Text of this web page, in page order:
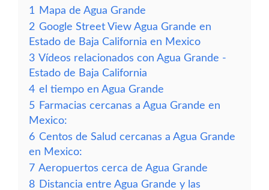
1
Mapa de Agua Grande
2 Google Street View Agua Grande en
Estado de Baja California en Mexico
3 Vídeos relacionados con Agua Grande -
Estado de Baja California
4 el tiempo en Agua Grande
5 Farmacias cercanas a Agua Grande en
Mexico:
6 Centos de Salud cercanas a Agua Grande
en Mexico:
7 Aeropuertos cerca de Agua Grande
8 Distancia entre Agua Grande y las